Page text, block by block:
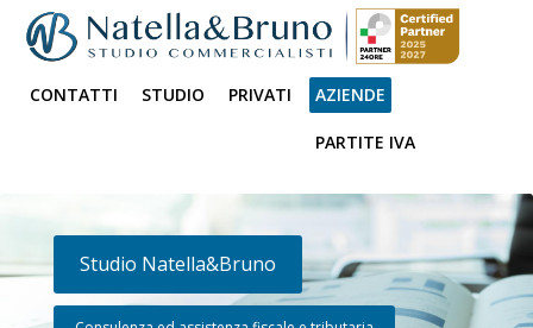
CONTATTI STUDIO PRIVATI AZIENDE
PARTITE IVA
Studio Natella&Bruno